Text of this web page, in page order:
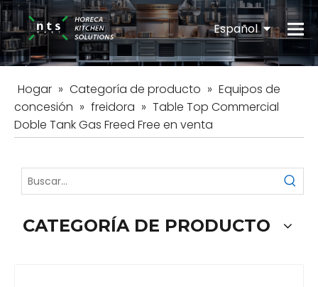
Español
English
Hogar » Categoría de producto » Equipos de
concesión » freidora » Table Top Commercial
Doble Tank Gas Freed Free en venta
CATEGORÍA DE PRODUCTO